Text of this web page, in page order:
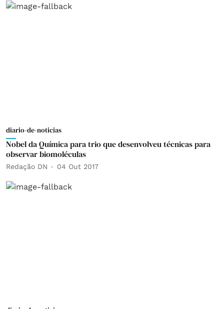
diario-de-noticias
Nobel da Química para trio que desenvolveu técnicas para
observar biomoléculas
Redação DN 04 Out 2017